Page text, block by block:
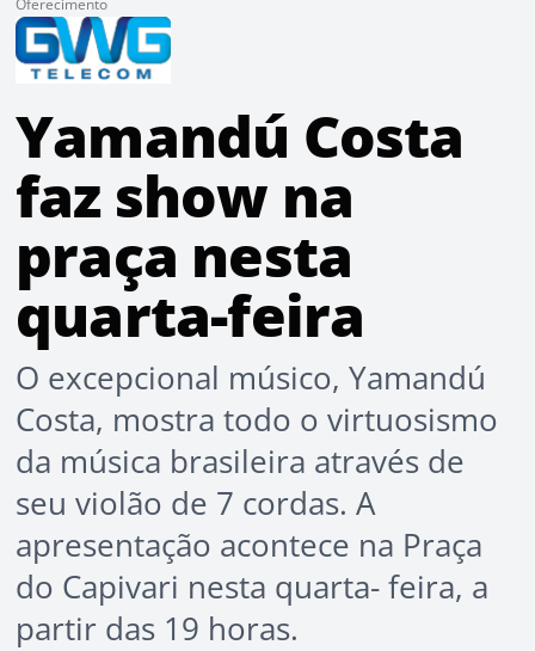
Oferecimento
Yamandú Costa
faz show na
praça nesta
quarta-feira
O excepcional músico, Yamandú
Costa, mostra todo o virtuosismo
da música brasileira através de
seu violão de 7 cordas. A
apresentação acontece na Praça
do Capivari nesta quarta- feira, a
partir das 19 horas.